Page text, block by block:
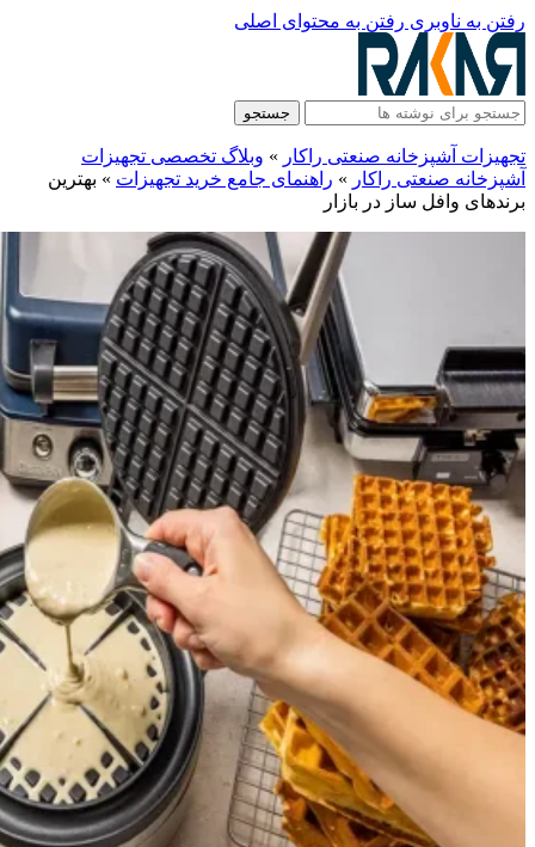
رفتن به ناوبری رفتن به محتوای اصلی
جستجو
تجهیزات آشپزخانه صنعتی راکار » وبلاگ تخصصی تجهیزات
آشپزخانه صنعتی راکار » راهنمای جامع خرید تجهیزات » بهترین
برندهای وافل ساز در بازار